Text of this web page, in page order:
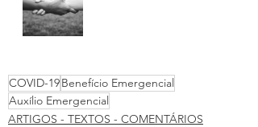
COVID-19Benefício Emergencial
Auxílio Emergencial
ARTIGOS - TEXTOS - COMENTÁRIOS